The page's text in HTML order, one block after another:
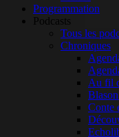
Programmation
Podcasts
Tous les
Chroniques
Au fil
Conte